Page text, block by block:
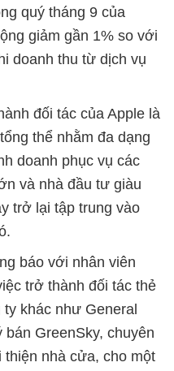
quý tháng 9 của
giảm gần 1% so với
doanh thu từ dịch vụ
đối tác của Apple là
thể nhằm đa dạng
doanh phục vụ các
và nhà đầu tư giàu
trở lại tập trung vào
báo với nhân viên
trở thành đối tác thẻ
khác như General
GreenSky, chuyên
thiện nhà cửa, cho một